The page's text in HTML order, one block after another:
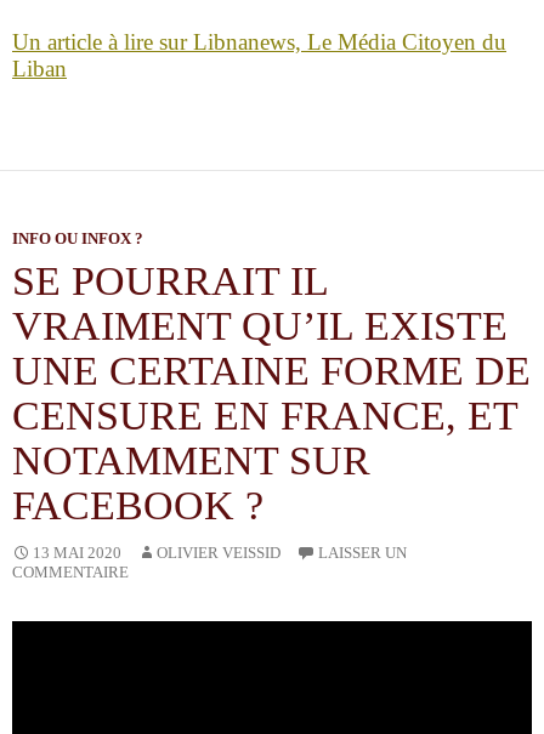
Un article à lire sur Libnanews, Le Média Citoyen du
Liban
INFO OU INFOX ?
SE POURRAIT IL
VRAIMENT QU’IL EXISTE
UNE CERTAINE FORME DE
CENSURE EN FRANCE, ET
NOTAMMENT SUR
FACEBOOK ?
13 MAI 2020 OLIVIER VEISSID
LAISSER UN
COMMENTAIRE